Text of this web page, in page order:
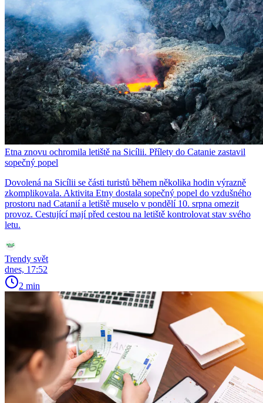
Etna znovu ochromila letiště na Sicílii. Přílety do Catanie zastavil
sopečný popel
Dovolená na Sicílii se části turistů během několika hodin výrazně
zkomplikovala. Aktivita Etny dostala sopečný popel do vzdušného
prostoru nad Catanií a letiště muselo v pondělí 10. srpna omezit
provoz. Cestující mají před cestou na letiště kontrolovat stav svého
letu.
Trendy svět
dnes, 17:52
2 min